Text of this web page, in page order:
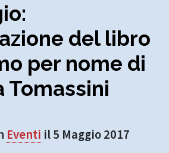
del libro
per nome di
Tomassini
Eventi il 5 Maggio 2017